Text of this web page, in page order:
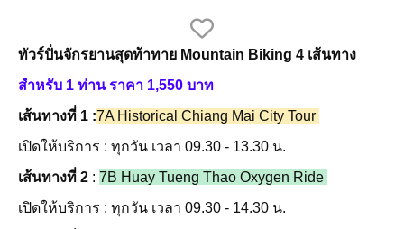
ทัวร์ปั่นจักรยานสุดท้าทาย Mountain Biking 4 เส้นทาง
สำหรับ 1 ท่าน ราคา 1,550 บาท
เส้นทางที่ 1 :7A Historical Chiang Mai City Tour
เปิดให้บริการ : ทุกวัน เวลา 09.30 - 13.30 น.
เส้นทางที่ 2 : 7B Huay Tueng Thao Oxygen Ride
เปิดให้บริการ : ทุกวัน เวลา 09.30 - 14.30 น.